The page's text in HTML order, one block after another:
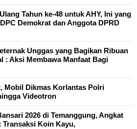
Tahun ke-48 untuk AHY, Ini yang
Demokrat dan Anggota DPRD
Unggas yang Bagikan Ribuan
: Aksi Membawa Manfaat Bagi
Mobil Dikmas Korlantas Polri
Videotron
2026 di Temanggung, Angkat
Transaksi Koin Kayu,